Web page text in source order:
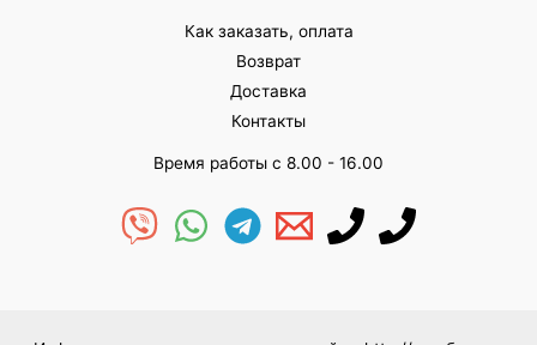
Как заказать, оплата
Возврат
Доставка
Контакты
Время работы с 8.00 - 16.00